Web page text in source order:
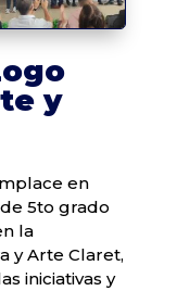
y
en
5to grado
la
y Arte Claret,
iniciativas y